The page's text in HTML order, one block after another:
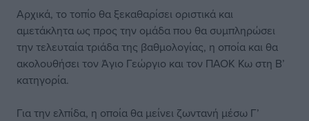
Αρχικά, το τοπίο θα ξεκαθαρίσει οριστικά και
αμετάκλητα ως προς την ομάδα που θα συμπληρώσει
την τελευταία τριάδα της βαθμολογίας, η οποία και θα
ακολουθήσει τον Άγιο Γεώργιο και τον ΠΑΟΚ Κω στη Β’
κατηγορία.
Για την ελπίδα, η οποία θα μείνει ζωντανή μέσω Γ’